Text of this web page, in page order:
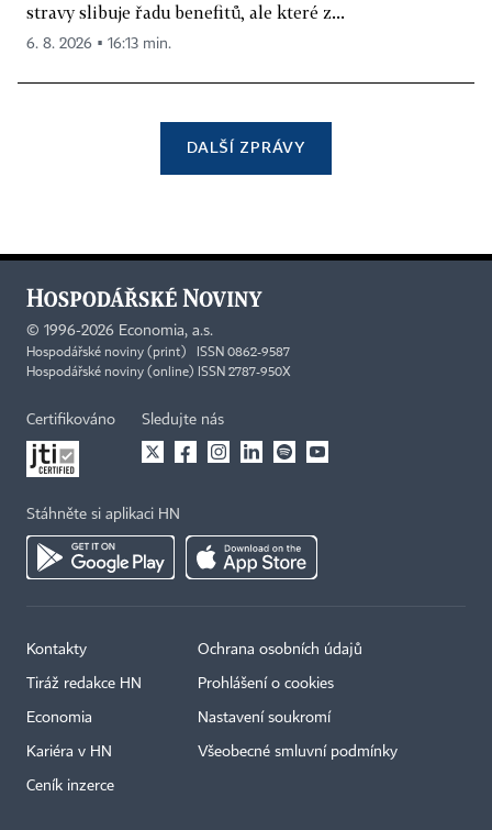
stravy slibuje řadu benefitů, ale které z...
6. 8. 2026 ▪ 16:13 min.
DALŠÍ ZPRÁVY
© 1996-2026 Economia, a.s.
Hospodářské noviny (print) ISSN 0862-9587
Hospodářské noviny (online) ISSN 2787-950X
Certifikováno Sledujte nás
Stáhněte si aplikaci HN
Kontakty
Tiráž redakce HN
Economia
Kariéra v HN
Ceník inzerce
Ochrana osobních údajů
Prohlášení o cookies
Nastavení soukromí
Všeobecné smluvní podmínky